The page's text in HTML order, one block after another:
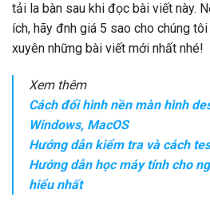
tải la bàn sau khi đọc bài viết này.
ích, hãy đnh giá 5 sao cho chúng
xuyên những bài viết mới nhất nhé!
Xem thêm
Cách đổi hình nền màn hình
Windows, MacOS
Hướng dẫn kiểm tra và cách
Hướng dẫn học máy tính cho
hiểu nhất